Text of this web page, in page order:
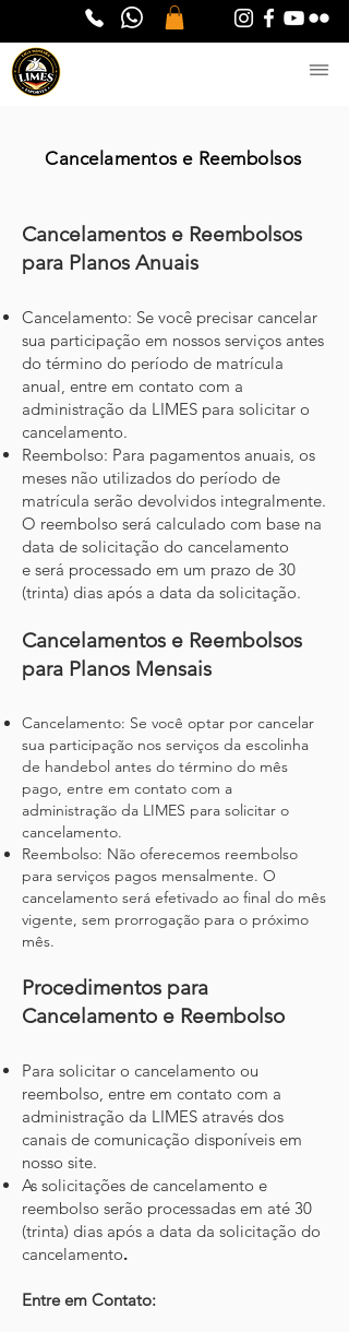
Cancelamentos e Reembolsos
Cancelamentos e Reembolsos
para Planos Anuais
Cancelamento: Se você precisar cancelar
sua participação em nossos serviços antes
do término do período de matrícula
anual, entre em contato com a
administração da LIMES para solicitar o
cancelamento.
Reembolso: Para pagamentos anuais, os
meses não utilizados do período de
matrícula serão devolvidos integralmente.
O reembolso será calculado com base na
data de solicitação do cancelamento
e será processado em um prazo de 30
(trinta) dias após a data da solicitação.
Cancelamentos e Reembolsos
para Planos Mensais
Cancelamento: Se você optar por cancelar
sua participação nos serviços da escolinha
de handebol antes do término do mês
pago, entre em contato com a
administração da LIMES para solicitar o
cancelamento.
Reembolso: Não oferecemos reembolso
para serviços pagos mensalmente. O
cancelamento será efetivado ao final do mês
vigente, sem prorrogação para o próximo
mês.
Procedimentos para
Cancelamento e Reembolso
Para solicitar o cancelamento ou
reembolso, entre em contato com a
administração da LIMES através dos
canais de comunicação disponíveis em
nosso site.
As solicitações de cancelamento e
reembolso serão processadas em até 30
(trinta) dias após a data da solicitação do
cancelamento.
Entre em Contato: